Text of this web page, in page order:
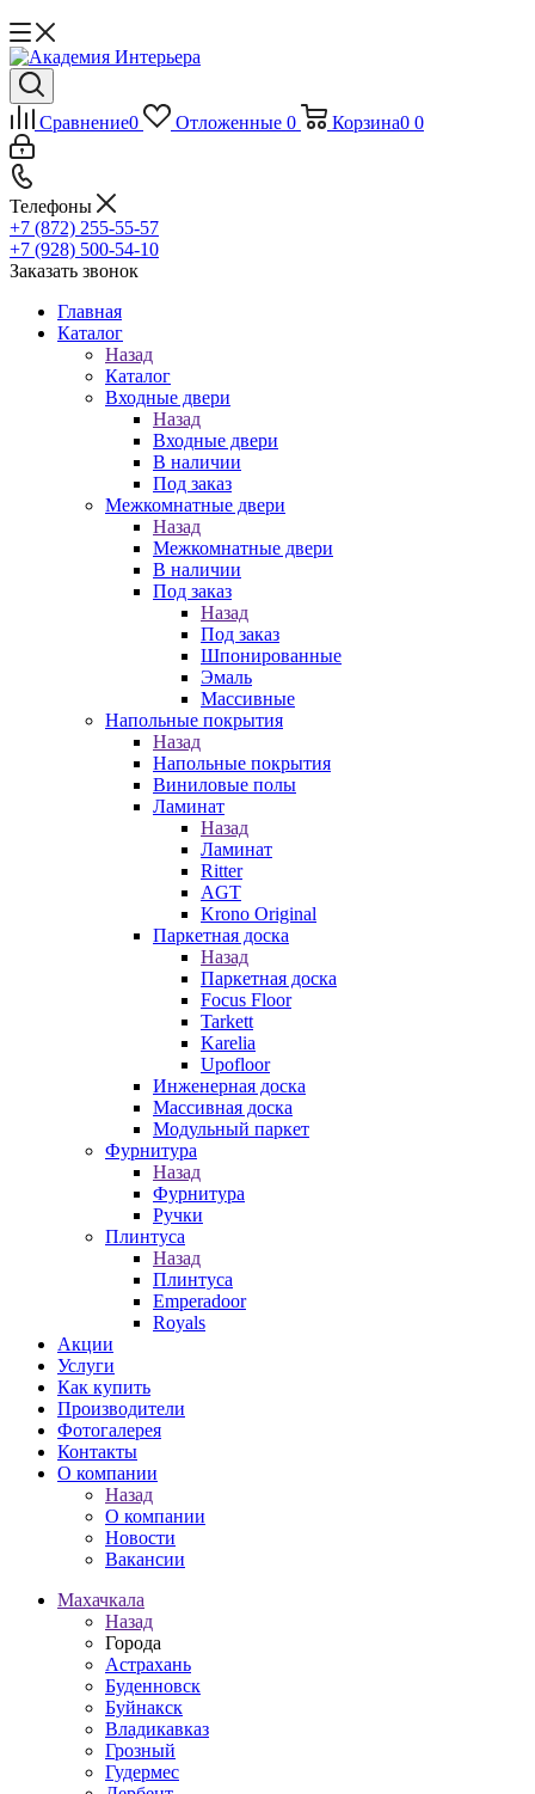
Сравнение0 Отложенные 0 Корзина0 0
Телефоны
+7 (872) 255-55-57
+7 (928) 500-54-10
Заказать звонок
Главная
Каталог
Назад
Каталог
Входные двери
Назад
Входные двери
В наличии
Под заказ
Межкомнатные двери
Назад
Межкомнатные двери
В наличии
Под заказ
Назад
Под заказ
Шпонированные
Эмаль
Массивные
Напольные покрытия
Назад
Напольные покрытия
Виниловые полы
Ламинат
Назад
Ламинат
Ritter
AGT
Krono Original
Паркетная доска
Назад
Паркетная доска
Focus Floor
Tarkett
Karelia
Upofloor
Инженерная доска
Массивная доска
Модульный паркет
Фурнитура
Назад
Фурнитура
Ручки
Плинтуса
Назад
Плинтуса
Emperadoor
Royals
Акции
Услуги
Как купить
Производители
Фотогалерея
Контакты
О компании
Назад
О компании
Новости
Вакансии
Махачкала
Назад
Города
Астрахань
Буденновск
Буйнакск
Владикавказ
Грозный
Гудермес